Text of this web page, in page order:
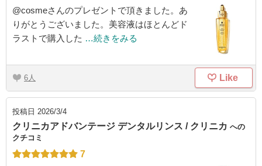
@cosmeさんのプレゼントで頂きました。あ
りがとうございました。美容液はほとんどド
ラストで購入した …続きをみる
6 Like
投稿日 2026/3/4
クリニカアドバンテージ デンタルリンス / クリニカ への
クチコミ
7